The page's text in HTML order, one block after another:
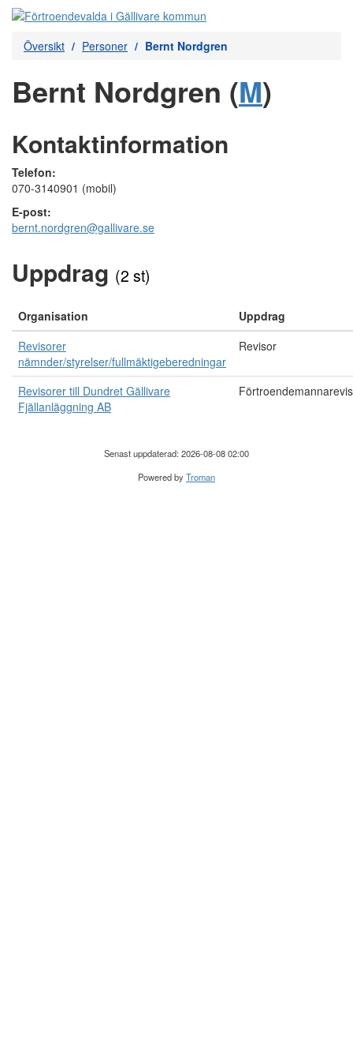
Översikt Personer Bernt Nordgren
Bernt Nordgren (M)
Kontaktinformation
Telefon:
070-3140901 (mobil)
E-post:
bernt.nordgren@gallivare.se
Uppdrag (2 st)
Organisation
Uppdrag
Revisorer
nämnder/styrelser/fullmäktigeberedningar
Revisor
Revisorer till Dundret Gällivare
Fjällanläggning AB
Senast uppdaterad: 2026-08-08 02:00
Powered byTroman